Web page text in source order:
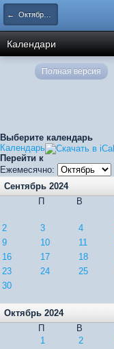
← Октябрь 2024
Календари
Выберите календарь
Календарь
Перейти к
Ежемесячно:
Сентябрь 2024
П
В
2
3 4
9
10 11
16
17 18
23
24 25
30
Октябрь 2024
П
В
1
2
Полная версия